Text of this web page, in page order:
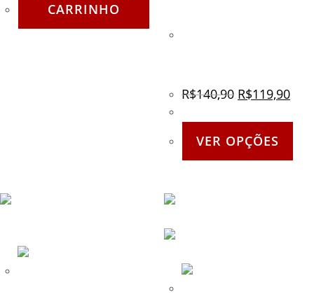
CARRINHO
R$140,90 R$119,90
VER OPÇÕES